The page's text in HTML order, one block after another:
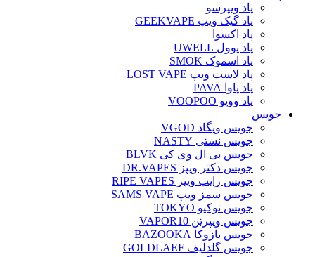
پاد ویپرسو
پاد گیک ویپ GEEKVAPE
پاد اکسوا
پاد یوول UWELL
پاد اسموک SMOK
پاد لاست ویپ LOST VAPE
پاد پاوا PAVA
پاد ووپو VOOPOO
جویس‌
جویس ویگاد VGOD
جویس نستی NASTY
جویس بی ال وی کی BLVK
جویس دکتر ویپز DR.VAPES
جویس رایپ ویپز RIPE VAPES
جویس سمز ویپ SAMS VAPE
جویس توکیو TOKYO
جویس ویپرتن VAPOR10
جویس بازوکا BAZOOKA
جویس گلدلیف GOLDLAEF